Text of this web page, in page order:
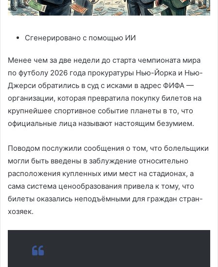
Сгенерировано с помощью ИИ
Менее чем за две недели до старта чемпионата мира
по футболу 2026 года прокуратуры Нью-Йорка и Нью-
Джерси обратились в суд с исками в адрес ФИФА —
организации, которая превратила покупку билетов на
крупнейшее спортивное событие планеты в то, что
официальные лица называют настоящим безумием.
Поводом послужили сообщения о том, что болельщики
могли быть введены в заблуждение относительно
расположения купленных ими мест на стадионах, а
сама система ценообразования привела к тому, что
билеты оказались неподъёмными для граждан стран-
хозяек.